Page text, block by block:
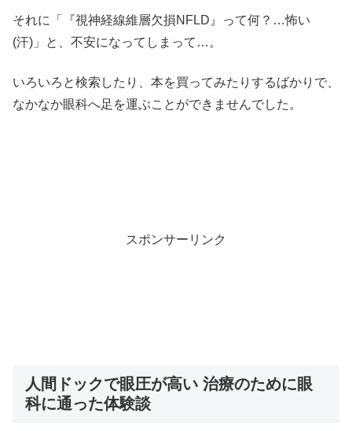
それに「『視神経線維層欠損NFLD』って何？…怖い
(汗)」と、不安になってしまって…。
いろいろと検索したり、本を買ってみたりするばかりで、
なかなか眼科へ足を運ぶことができませんでした。
スポンサーリンク
人間ドックで眼圧が高い 治療のために眼
科に通った体験談